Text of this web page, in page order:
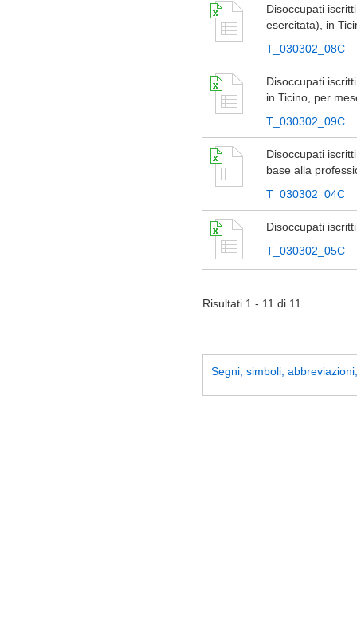
Disoccupati
esercitata), in
T_030302_08C
Disoccupati
in Ticino, per
T_030302_09C
Disoccupati
base alla
T_030302_04C
Disoccupati
T_030302_05C
Risultati 1 - 11 di 11
Segni, simboli,